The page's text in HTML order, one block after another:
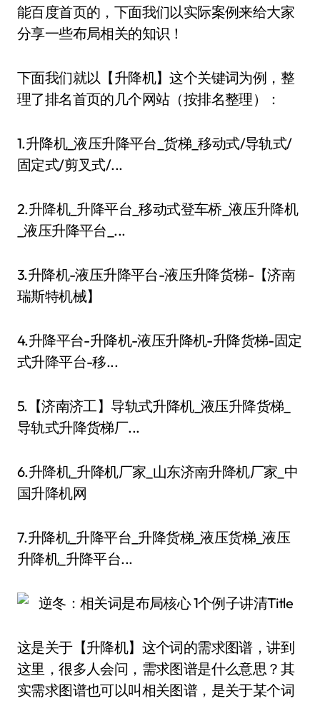
能百度首页的，下面我们以实际案例来给大家
分享一些布局相关的知识！
下面我们就以【升降机】这个关键词为例，整
理了排名首页的几个网站（按排名整理）：
1.升降机_液压升降平台_货梯_移动式/导轨式/
固定式/剪叉式/...
2.升降机_升降平台_移动式登车桥_液压升降机
_液压升降平台_...
3.升降机-液压升降平台-液压升降货梯-【济南
瑞斯特机械】
4.升降平台-升降机-液压升降机-升降货梯-固定
式升降平台-移...
5.【济南济工】导轨式升降机_液压升降货梯_
导轨式升降货梯厂...
6.升降机_升降机厂家_山东济南升降机厂家_中
国升降机网
7.升降机_升降平台_升降货梯_液压货梯_液压
升降机_升降平台...
这是关于【升降机】这个词的需求图谱，讲到
这里，很多人会问，需求图谱是什么意思？其
实需求图谱也可以叫相关图谱，是关于某个词